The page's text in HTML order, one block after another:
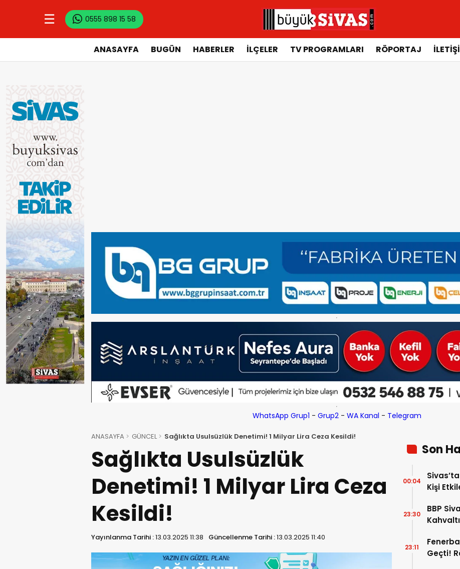
☰ 0555 898 15 58
ANASAYFA BUGÜN HABERLER İLÇELER TV PROGRAMLARI RÖPORTAJ
WhatsApp Grup1 - Grup2- WA Kanal - Telegram
ANASAYFA GÜNCEL Sağlıkta Usulsüzlük Denetimi! 1 Milyar Lira Ceza Kesildi!
Sağlıkta Usulsüzlük
Denetimi! 1 Milyar Lira Ceza
Kesildi!
Yayınlanma Tarihi :13.03.2025 11:38 Güncellenme Tarihi :13.03.2025 11:40
Son
Kişi
00:04
BBP
23:30
Geçti!
23:11